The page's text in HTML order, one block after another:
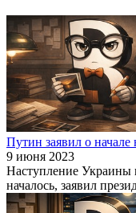
Путин заявил о
9 июня 2023
Наступление Украины
началось, заявил